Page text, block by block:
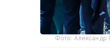
Фото: Александр